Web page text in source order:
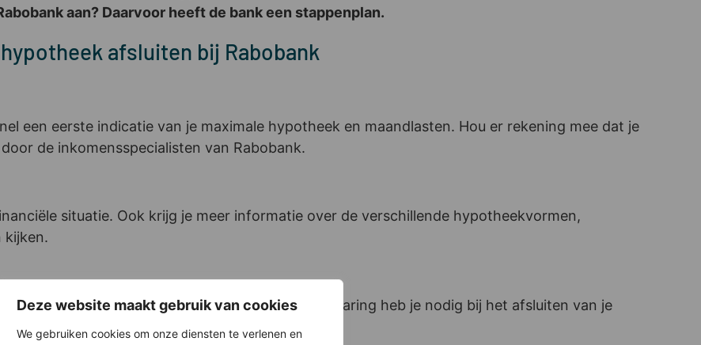
Deze website maakt gebruik van cookies
We gebruiken cookies om onze diensten te verlenen en
aan? Daarvoor heeft de bank een stappenplan.
afsluiten bij Rabobank
een eerste indicatie van je maximale hypotheek en maandlasten. Hou er rekening mee dat je
de inkomensspecialisten van Rabobank.
situatie. Ook krijg je meer informatie over de verschillende hypotheekvormen,
kijken.
een inkomensverklaring voor je op. Deze verklaring heb je nodig bij het afsluiten van je
documenten nodig zijn voor jouw situatie.